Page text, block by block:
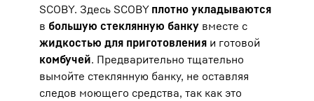
SCOBY. Здесь SCOBY плотно укладываются
в большую стеклянную банку вместе с
жидкостью для приготовления и готовой
комбучей. Предварительно тщательно
вымойте стеклянную банку, не оставляя
следов моющего средства, так как это